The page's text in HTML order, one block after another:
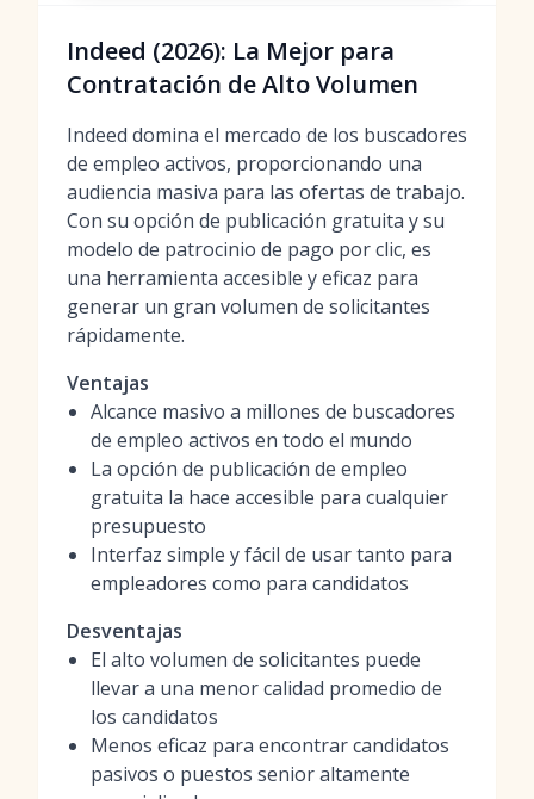
Indeed (2026): La Mejor para
Contratación de Alto Volumen
Indeed domina el mercado de los buscadores
de empleo activos, proporcionando una
audiencia masiva para las ofertas de trabajo.
Con su opción de publicación gratuita y su
modelo de patrocinio de pago por clic, es
una herramienta accesible y eficaz para
generar un gran volumen de solicitantes
rápidamente.
Ventajas
Alcance masivo a millones de buscadores
de empleo activos en todo el mundo
La opción de publicación de empleo
gratuita la hace accesible para cualquier
presupuesto
Interfaz simple y fácil de usar tanto para
empleadores como para candidatos
Desventajas
El alto volumen de solicitantes puede
llevar a una menor calidad promedio de
los candidatos
Menos eficaz para encontrar candidatos
pasivos o puestos senior altamente